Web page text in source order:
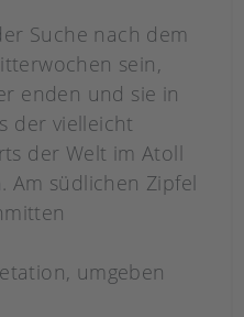
Suche nach dem
sein,
enden und sie in
der vielleicht
der Welt im Atoll
Am südlichen Zipfel
umgeben